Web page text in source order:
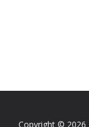
Copyright © 2026